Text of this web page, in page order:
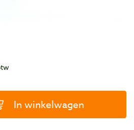
In winkelwagen